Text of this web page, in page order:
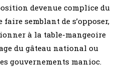
devenue complice du
semblant de s’opposer,
à la table-mangeoire
du gâteau national ou
gouvernements manioc.